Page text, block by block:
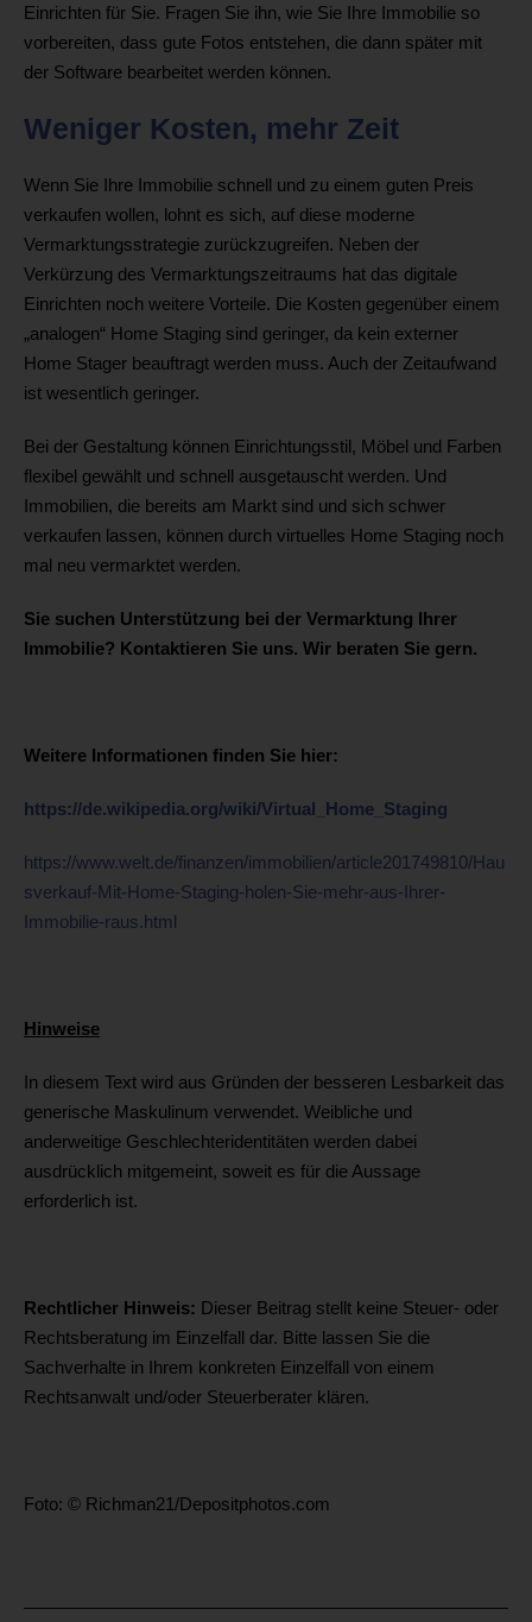
Einrichten für Sie. Fragen Sie ihn, wie Sie Ihre Immobilie so
vorbereiten, dass gute Fotos entstehen, die dann später mit
der Software bearbeitet werden können.
Weniger Kosten, mehr Zeit
Wenn Sie Ihre Immobilie schnell und zu einem guten Preis
verkaufen wollen, lohnt es sich, auf diese moderne
Vermarktungsstrategie zurückzugreifen. Neben der
Verkürzung des Vermarktungszeitraums hat das digitale
Einrichten noch weitere Vorteile. Die Kosten gegenüber einem
„analogen“ Home Staging sind geringer, da kein externer
Home Stager beauftragt werden muss. Auch der Zeitaufwand
ist wesentlich geringer.
Bei der Gestaltung können Einrichtungsstil, Möbel und Farben
flexibel gewählt und schnell ausgetauscht werden. Und
Immobilien, die bereits am Markt sind und sich schwer
verkaufen lassen, können durch virtuelles Home Staging noch
mal neu vermarktet werden.
Sie suchen Unterstützung bei der Vermarktung Ihrer
Immobilie? Kontaktieren Sie uns. Wir beraten Sie gern.
Weitere Informationen finden Sie hier:
https://de.wikipedia.org/wiki/Virtual_Home_Staging
https://www.welt.de/finanzen/immobilien/article201749810/Hau
sverkauf-Mit-Home-Staging-holen-Sie-mehr-aus-Ihrer-
Immobilie-raus.html
Hinweise
In diesem Text wird aus Gründen der besseren Lesbarkeit das
generische Maskulinum verwendet. Weibliche und
anderweitige Geschlechteridentitäten werden dabei
ausdrücklich mitgemeint, soweit es für die Aussage
erforderlich ist.
Rechtlicher Hinweis: Dieser Beitrag stellt keine Steuer- oder
Rechtsberatung im Einzelfall dar. Bitte lassen Sie die
Sachverhalte in Ihrem konkreten Einzelfall von einem
Rechtsanwalt und/oder Steuerberater klären.
Foto: © Richman21/Depositphotos.com